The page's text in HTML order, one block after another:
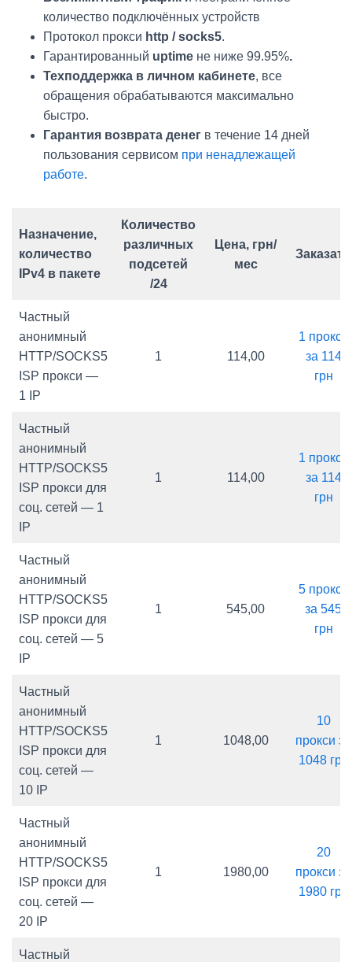
количество подключённых устройств
Протокол прокси http / socks5.
Гарантированный uptime не ниже 99.95%.
Техподдержка в личном кабинете, все
обращения обрабатываются максимально
быстро.
Гарантия возврата денег в течение 14 дней
пользования сервисом при ненадлежащей
работе.
Назначение,
количество
IPv4 в пакете
Количество
различных
подсетей
/24
Цена, грн/
мес
Заказать
Частный
анонимный
HTTP/SOCKS5
ISP прокси —
1 IP
1 114,00
1 прокси
за 114
грн
Частный
анонимный
HTTP/SOCKS5
ISP прокси для
соц. сетей — 1
IP
1 114,00
1 прокси
за 114
грн
Частный
анонимный
HTTP/SOCKS5
ISP прокси для
соц. сетей — 5
IP
1 545,00
5 прокси
за 545
грн
Частный
анонимный
HTTP/SOCKS5
ISP прокси для
соц. сетей —
10 IP
1 1048,00
10
прокси за
1048 грн
Частный
анонимный
HTTP/SOCKS5
ISP прокси для
соц. сетей —
20 IP
1 1980,00
20
прокси за
1980 грн
Частный